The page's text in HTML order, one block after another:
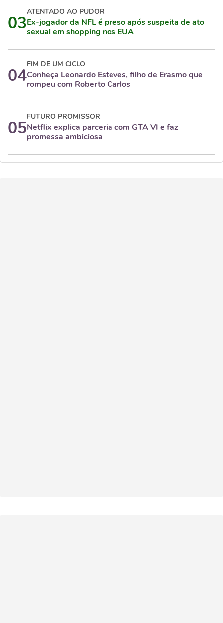
03
ATENTADO AO PUDOR
Ex-jogador da NFL é preso após suspeita de ato
sexual em shopping nos EUA
04
FIM DE UM CICLO
Conheça Leonardo Esteves, filho de Erasmo que
rompeu com Roberto Carlos
05
FUTURO PROMISSOR
Netflix explica parceria com GTA VI e faz
promessa ambiciosa